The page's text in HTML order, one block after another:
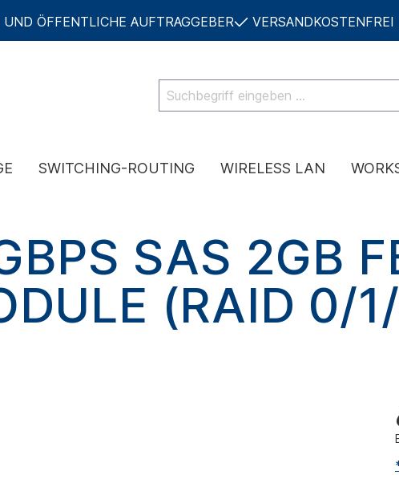
ÖFFENTLICHE AUFTRAGGEBER VERSANDKOSTENFREI
SWITCHING-ROUTING WIRELESS LAN
SAS 2GB
(RAID 0/